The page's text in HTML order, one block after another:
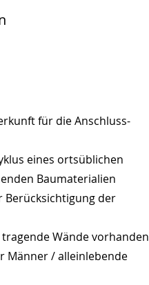
für die Anschluss-
eines ortsüblichen
Baumaterialien
Berücksichtigung der
Wände vorhanden
Männer / alleinlebende